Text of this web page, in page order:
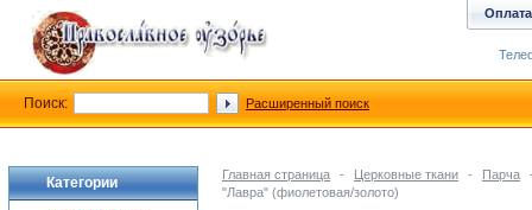
Главная страница - Церковные ткани - Парча
"Лавра" (фиолетовая/золото)
Категории
Оплата
Поиск: Расширенный поиск